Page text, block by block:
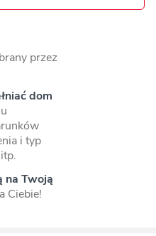
przez
dom
i typ
na Twoją
Ciebie!